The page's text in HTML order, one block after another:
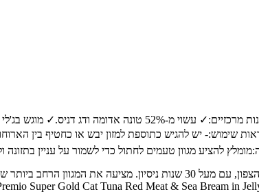
🐾 מיועד עבור:מעדן לחתולים בוגרים.✨ יתרונות
מים- ג'לי📋 הוראות שימוש:- יש להגיש כתוספת למזון יבש או
אקזוטיקה - חנות חיות מחמד מובילה בחיפה והצפון, עם מעל